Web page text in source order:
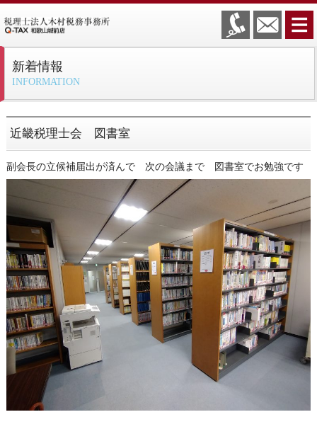
新着情報
INFORMATION
近畿税理士会 図書室
副会長の立候補届出が済んで 次の会議まで 図書室でお勉強です